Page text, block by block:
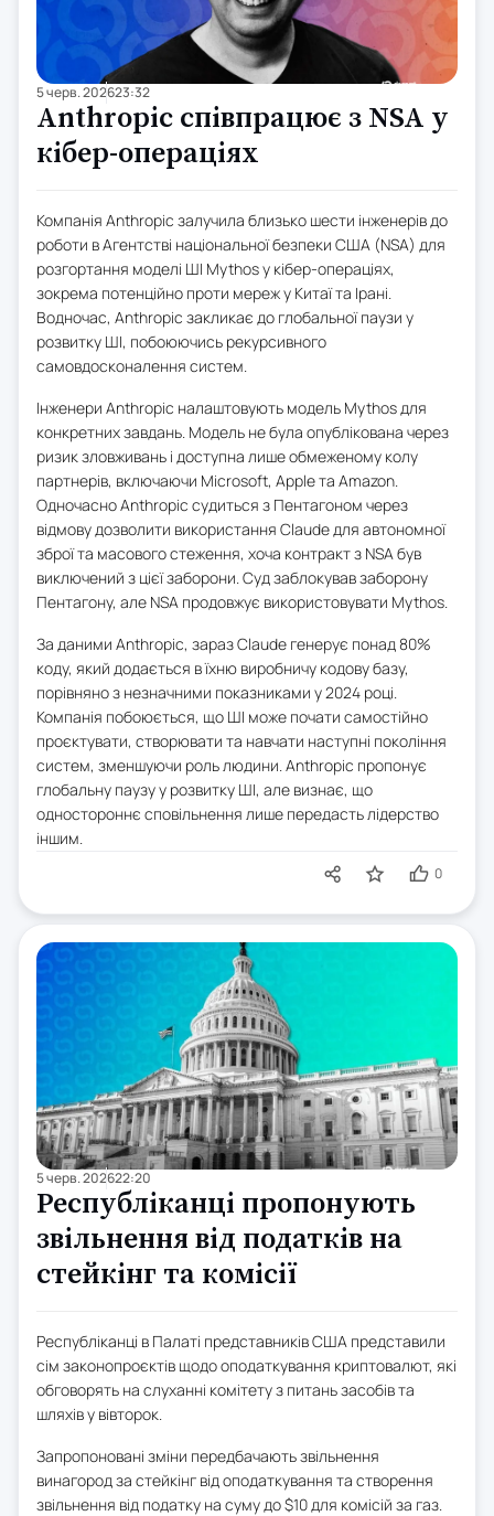
5 черв. 202623:32
Anthropic співпрацює з NSA у
кібер-операціях
Компанія Anthropic залучила близько шести інженерів до
роботи в Агентстві національної безпеки США (NSA) для
розгортання моделі ШІ Mythos у кібер-операціях,
зокрема потенційно проти мереж у Китаї та Ірані.
Водночас, Anthropic закликає до глобальної паузи у
розвитку ШІ, побоюючись рекурсивного
самовдосконалення систем.
Інженери Anthropic налаштовують модель Mythos для
конкретних завдань. Модель не була опублікована через
ризик зловживань і доступна лише обмеженому колу
партнерів, включаючи Microsoft, Apple та Amazon.
Одночасно Anthropic судиться з Пентагоном через
відмову дозволити використання Claude для автономної
зброї та масового стеження, хоча контракт з NSA був
виключений з цієї заборони. Суд заблокував заборону
Пентагону, але NSA продовжує використовувати Mythos.
За даними Anthropic, зараз Claude генерує понад 80%
коду, який додається в їхню виробничу кодову базу,
порівняно з незначними показниками у 2024 році.
Компанія побоюється, що ШІ може почати самостійно
проєктувати, створювати та навчати наступні покоління
систем, зменшуючи роль людини. Anthropic пропонує
глобальну паузу у розвитку ШІ, але визнає, що
одностороннє сповільнення лише передасть лідерство
іншим.
0
5 черв. 202622:20
Республіканці пропонують
звільнення від податків на
стейкінг та комісії
Республіканці в Палаті представників США представили
сім законопроєктів щодо оподаткування криптовалют, які
обговорять на слуханні комітету з питань засобів та
шляхів у вівторок.
Запропоновані зміни передбачають звільнення
винагород за стейкінг від оподаткування та створення
звільнення від податку на суму до $10 для комісій за газ.